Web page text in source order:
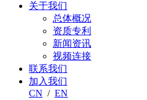
关于我们
总体概况
资质专利
新闻资讯
视频连接
联系我们
加入我们
CN / EN